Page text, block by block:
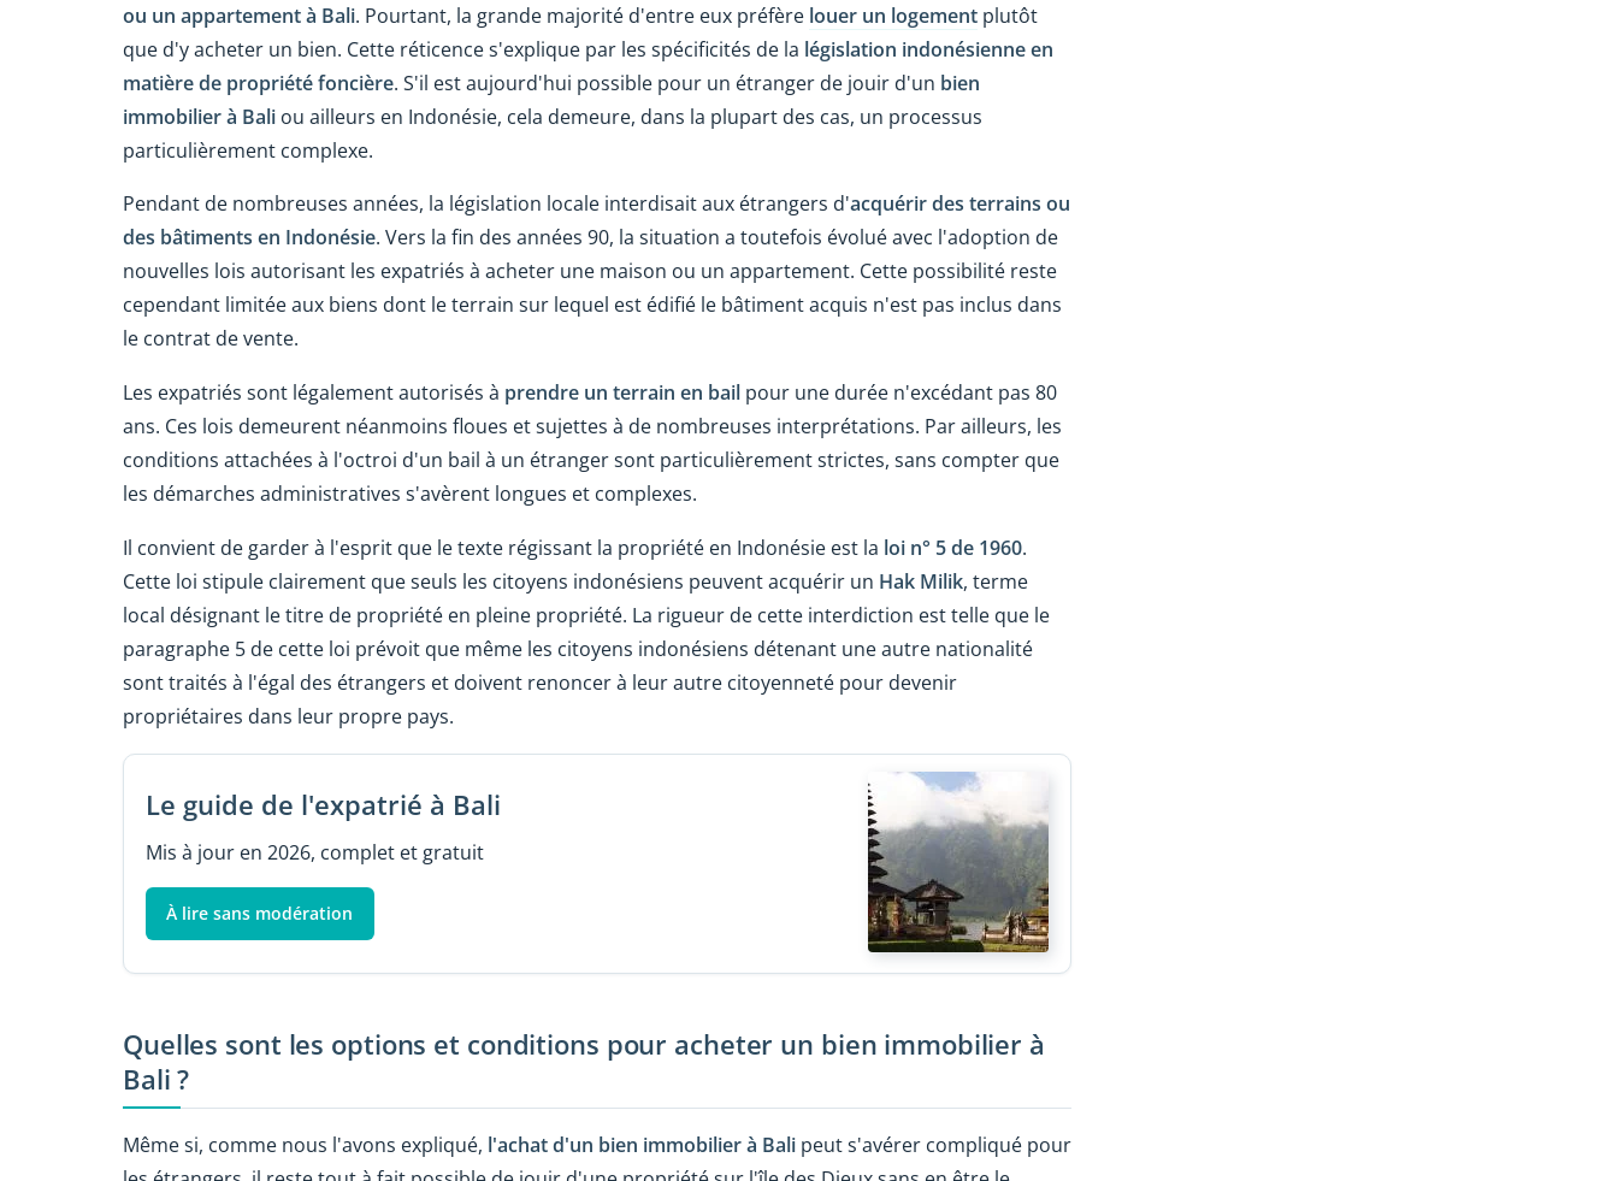
ou un appartement à Bali. Pourtant, la grande majorité d'entre eux préfère louer un logement plutôt
que d'y acheter un bien. Cette réticence s'explique par les spécificités de la législation indonésienne en
matière de propriété foncière. S'il est aujourd'hui possible pour un étranger de jouir d'un bien
immobilier à Bali ou ailleurs en Indonésie, cela demeure, dans la plupart des cas, un processus
particulièrement complexe.
Pendant de nombreuses années, la législation locale interdisait aux étrangers d'acquérir des terrains ou
des bâtiments en Indonésie. Vers la fin des années 90, la situation a toutefois évolué avec l'adoption de
nouvelles lois autorisant les expatriés à acheter une maison ou un appartement. Cette possibilité reste
cependant limitée aux biens dont le terrain sur lequel est édifié le bâtiment acquis n'est pas inclus dans
le contrat de vente.
Les expatriés sont légalement autorisés à prendre un terrain en bail pour une durée n'excédant pas 80
ans. Ces lois demeurent néanmoins floues et sujettes à de nombreuses interprétations. Par ailleurs, les
conditions attachées à l'octroi d'un bail à un étranger sont particulièrement strictes, sans compter que
les démarches administratives s'avèrent longues et complexes.
Il convient de garder à l'esprit que le texte régissant la propriété en Indonésie est la loi n° 5 de 1960.
Cette loi stipule clairement que seuls les citoyens indonésiens peuvent acquérir un Hak Milik, terme
local désignant le titre de propriété en pleine propriété. La rigueur de cette interdiction est telle que le
paragraphe 5 de cette loi prévoit que même les citoyens indonésiens détenant une autre nationalité
sont traités à l'égal des étrangers et doivent renoncer à leur autre citoyenneté pour devenir
propriétaires dans leur propre pays.
Le guide de l'expatrié à Bali
Mis à jour en 2026, complet et gratuit
À lire sans modération
Quelles sont les options et conditions pour acheter un bien immobilier à
Bali ?
Même si, comme nous l'avons expliqué, l'achat d'un bien immobilier à Bali peut s'avérer compliqué pour